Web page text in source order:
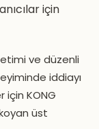
için
ve düzenli
iddiayı
KONG
üst